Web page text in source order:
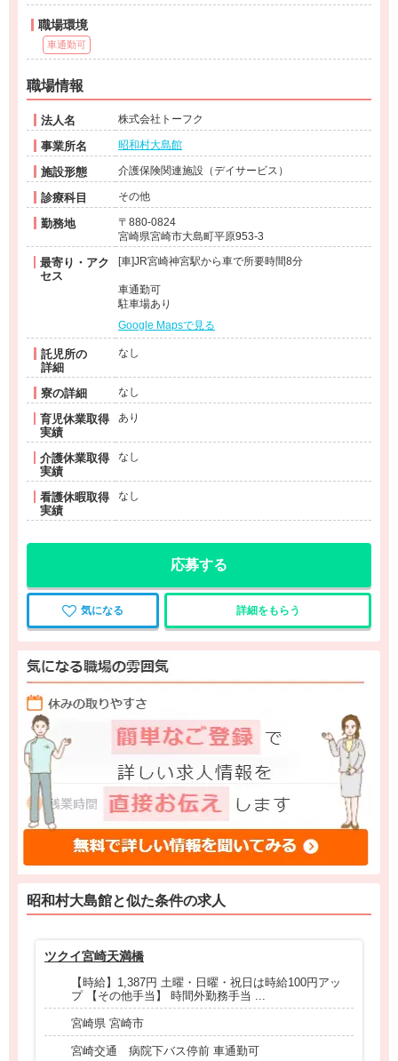
職場環境
車通勤可
職場情報
法人名 株式会社トーフク
事業所名 昭和村大島館
施設形態 介護保険関連施設（デイサービス）
診療科目 その他
勤務地
〒880-0824
宮崎県宮崎市大島町平原953-3
最寄り・アク
セス
[車]JR宮崎神宮駅から車で所要時間8分
車通勤可
駐車場あり
Google Mapsで見る
託児所の
詳細
なし
寮の詳細 なし
育児休業取得
実績
あり
介護休業取得
実績
なし
看護休暇取得
実績
なし
応募する
気になる 詳細をもらう
昭和村大島館と似た条件の求人
ツクイ宮崎天満橋
【時給】1,387円 土曜・日曜・祝日は時給100円アッ
プ 【その他手当】 時間外勤務手当 ...
宮崎県 宮崎市
宮崎交通 病院下バス停前 車通勤可